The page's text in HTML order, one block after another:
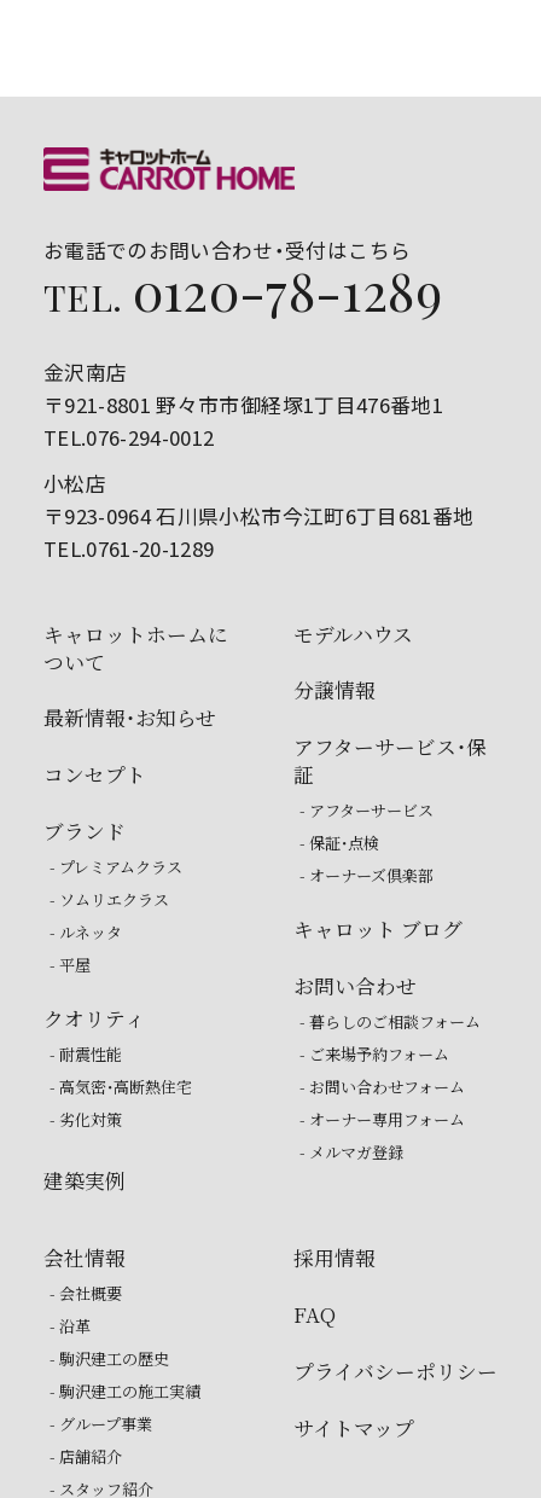
お電話でのお問い合わせ・受付はこちら
TEL. 0120-78-1289
金沢南店
〒921-8801 野々市市御経塚1丁目476番地1
TEL.076-294-0012
小松店
〒923-0964 石川県小松市今江町6丁目681番地
TEL.0761-20-1289
キャロットホームに
ついて
最新情報・お知らせ
コンセプト
ブランド
- プレミアムクラス
- ソムリエクラス
- ルネッタ
- 平屋
クオリティ
- 耐震性能
- 高気密・高断熱住宅
- 劣化対策
建築実例
モデルハウス
分譲情報
アフターサービス・保
証
- アフターサービス
- 保証・点検
- オーナーズ倶楽部
キャロット ブログ
お問い合わせ
- 暮らしのご相談フォーム
- ご来場予約フォーム
- お問い合わせフォーム
- オーナー専用フォーム
- メルマガ登録
会社情報
- 会社概要
- 沿革
- 駒沢建工の歴史
- 駒沢建工の施工実績
- グループ事業
- 店舗紹介
- スタッフ紹介
採用情報
FAQ
プライバシーポリシー
サイトマップ